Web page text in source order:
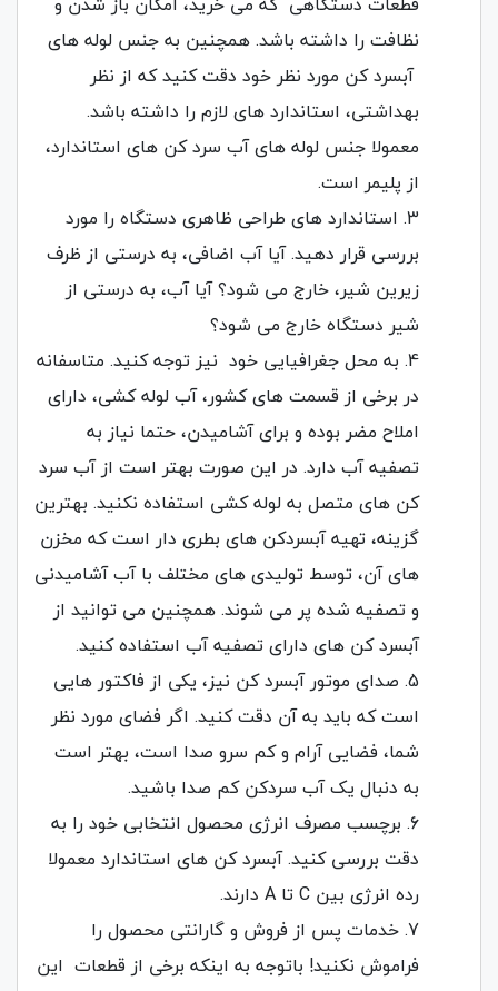
نظافت را داشته باشد. همچنین به جنس لوله های
آبسرد کن مورد نظر خود دقت کنید که از نظر
بهداشتی، استاندارد های لازم را داشته باشد.
معمولا جنس لوله های آب سرد کن های استاندارد،
از پلیمر است.
استاندارد های طراحی ظاهری دستگاه را مورد
بررسی قرار دهید. آیا آب اضافی، به درستی از ظرف
زیرین شیر، خارج می شود؟ آیا آب، به درستی از
شیر دستگاه خارج می شود؟
به محل جغرافیایی خود نیز توجه کنید. متاسفانه
در برخی از قسمت های کشور، آب لوله کشی، دارای
املاح مضر بوده و برای آشامیدن، حتما نیاز به
تصفیه آب دارد. در این صورت بهتر است از آب سرد
کن های متصل به لوله کشی استفاده نکنید. بهترین
گزینه، تهیه آبسردکن های بطری دار است که مخزن
های آن، توسط تولیدی های مختلف با آب آشامیدنی
و تصفیه شده پر می شوند. همچنین می توانید از
آبسرد کن های دارای تصفیه آب استفاده کنید.
صدای موتور آبسرد کن نیز، یکی از فاکتور هایی
است که باید به آن دقت کنید. اگر فضای مورد نظر
شما، فضایی آرام و کم سرو صدا است، بهتر است
به دنبال یک آب سردکن کم صدا باشید.
برچسب مصرف انرژی محصول انتخابی خود را به
دقت بررسی کنید. آبسرد کن های استاندارد معمولا
رده انرژی بین C تا A دارند.
خدمات پس از فروش و گارانتی محصول را
فراموش نکنید! باتوجه به اینکه برخی از قطعات این